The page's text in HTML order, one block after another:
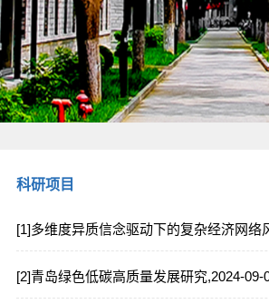
科研项目
[1]多维度异质信念驱动下的复杂经济网络
[2]青岛绿色低碳高质量发展研究,2024-09-